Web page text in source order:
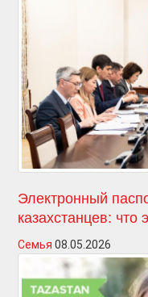
Электронный
казахстанцев: что
Семья 08.05.2026